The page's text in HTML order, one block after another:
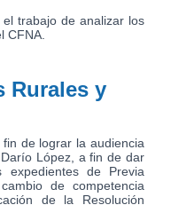
trabajo de analizar los
CFNA.
Rurales y
de lograr la audiencia
López, a fin de dar
de Previa
de competencia
de la Resolución